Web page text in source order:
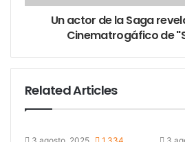
Un actor de la Saga
Cinematrogáfico de
Related Articles